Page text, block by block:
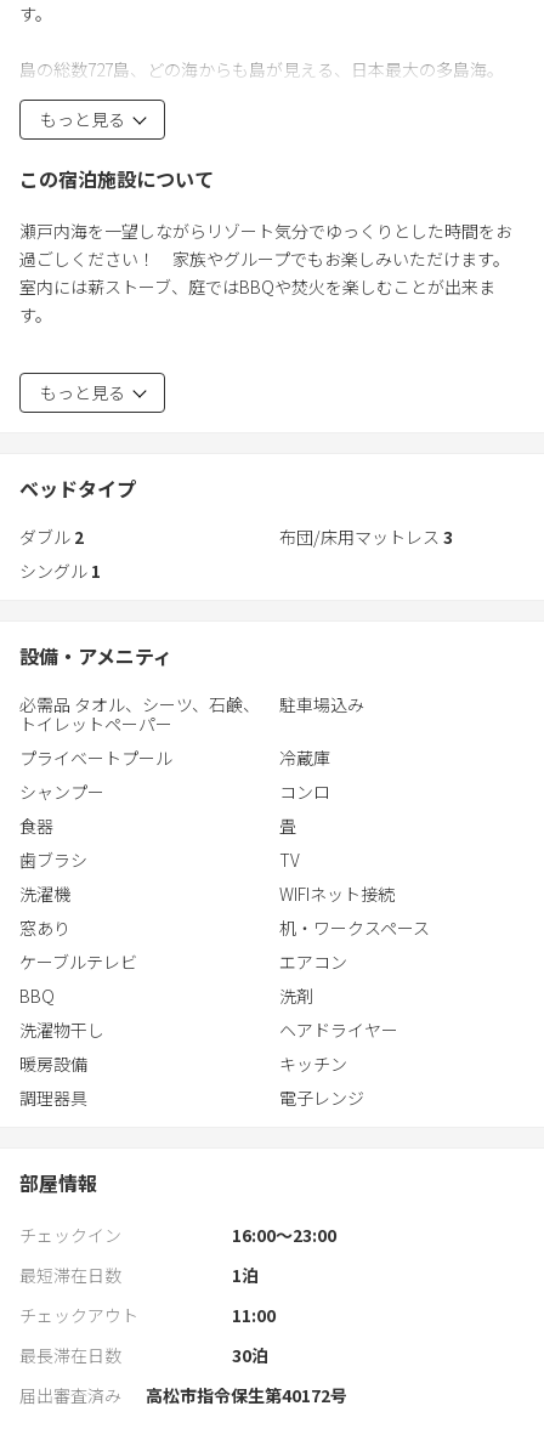
す。
島の総数727島、どの海からも島が見える、日本最大の多島海。
ここにはリゾートのような華やかさや利便性はありません。
は真っ暗闇に光る月と満点の星空。
日々の喧騒からしばし離れて、プライベート空間の中で日中は瀬
戸内海、夜は満点の星空を眺めながら大切な人と特別なひととき
をお過ごしください。
・最大８名まで宿泊可能
・2歳以下のお子様の添い寝は無料です
・薪ストーブセット 5,000円
※BBQの食材（肉、野菜、飲み物、焼き肉のタレ）はご持参くだ
さい
もっと見る
この宿泊施設について
瀬戸内海を一望しながらリゾート気分でゆっくりとした時間をお
過ごしください！ 家族やグループでもお楽しみいただけます。
室内には薪ストーブ、庭ではBBQや焚火を楽しむことが出来ま
す。
当ホテルは完全無人運営です。チェックイン手続きは現地の玄関
にあるタブレットでおこなっていただきます。
・プール（7/1-9/30のみレンタル可能）8000円
・BBQ用炭コンロ（炭付き） 3,300円/台 ※2台までレンタル可
もっと見る
ベッドタイプ
ダブル 2 布団/床用マットレス 3
シングル 1
設備・アメニティ
必需品 タオル、シーツ、石鹸、
トイレットペーパー
駐車場込み
プライベートプール
冷蔵庫
シャンプー
コンロ
食器
畳
歯ブラシ
TV
洗濯機
WIFIネット接続
窓あり
机・ワークスペース
ケーブルテレビ
エアコン
BBQ
洗剤
洗濯物干し
ヘアドライヤー
暖房設備
キッチン
調理器具
電子レンジ
部屋情報
チェックイン
16:00〜23:00
最短滞在日数
1泊
チェックアウト
11:00
最長滞在日数
30泊
届出審査済み
高松市指令保生第40172号